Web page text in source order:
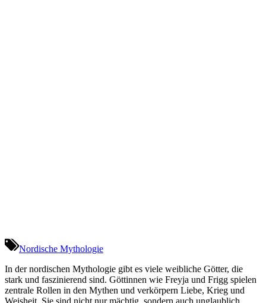
Nordische Mythologie
In der nordischen Mythologie gibt es viele weibliche Götter, die
stark und faszinierend sind. Göttinnen wie Freyja und Frigg spielen
zentrale Rollen in den Mythen und verkörpern Liebe, Krieg und
Weisheit. Sie sind nicht nur mächtig, sondern auch unglaublich